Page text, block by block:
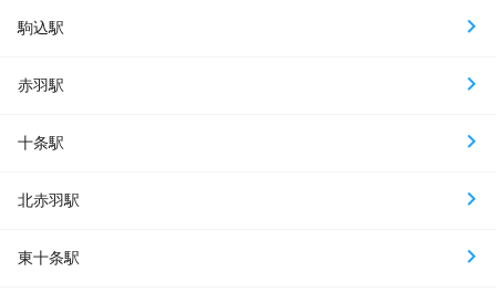
駒込駅
赤羽駅
十条駅
北赤羽駅
東十条駅